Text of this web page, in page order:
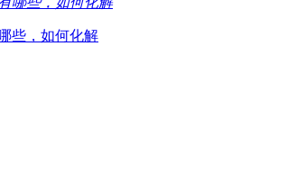
些，如何化解